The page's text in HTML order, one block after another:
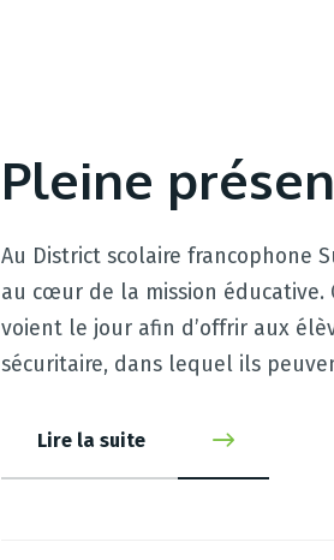
Pleine
Au District scolaire francophone
au cœur de la mission éducative.
voient le jour afin d’offrir aux
sécuritaire, dans lequel ils
Lire la suite